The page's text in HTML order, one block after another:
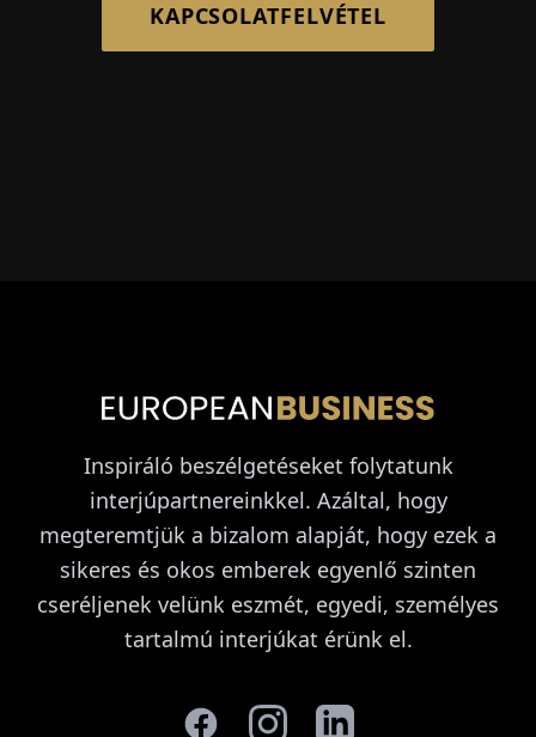
KAPCSOLATFELVÉTEL
Inspiráló beszélgetéseket folytatunk
interjúpartnereinkkel. Azáltal, hogy
megteremtjük a bizalom alapját, hogy ezek a
sikeres és okos emberek egyenlő szinten
cseréljenek velünk eszmét, egyedi, személyes
tartalmú interjúkat érünk el.